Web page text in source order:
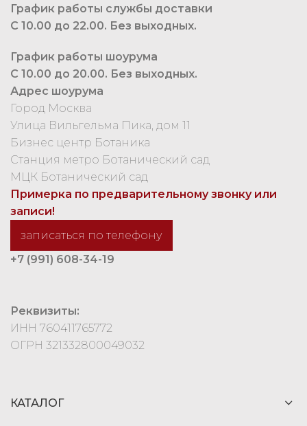
График работы службы доставки
С 10.00 до 22.00. Без выходных.
График работы шоурума
С 10.00 до 20.00. Без выходных.
Адрес шоурума
Город Москва
Улица Вильгельма Пика, дом 11
Бизнес центр Ботаника
Станция метро Ботанический сад
МЦК Ботанический сад
Примерка по предварительному звонку или
записи!
записаться по телефону
+7 (991) 608-34-19
Реквизиты:
ИНН 760411765772
ОГРН 321332800049032
КАТАЛОГ